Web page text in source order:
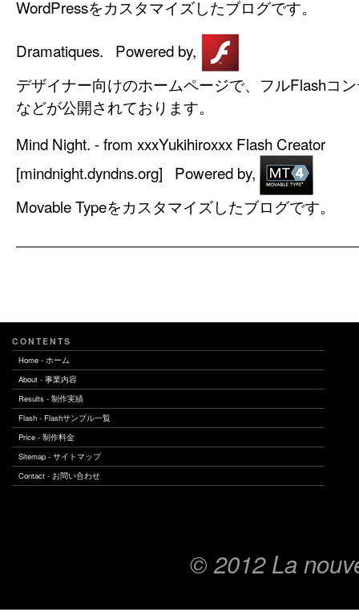
WordPressをカスタマイズしたブログです。
Dramatiques.
Powered by,
デザイナー向けのホームページで、フルFlashコ
などが公開されております。
Mind Night. - from xxxYukihiroxxx Flash Creator
[mindnight.dyndns.org]
Powered by,
Movable Typeをカスタマイズしたブログです。
CONTENTS
Home - ホーム
About - 事業内容
Results - 制作実績
Flash - Flashサンプル一覧
Price - 制作料金
Sitemap - サイトマップ
Contact - お問い合わせ
© 2012 La